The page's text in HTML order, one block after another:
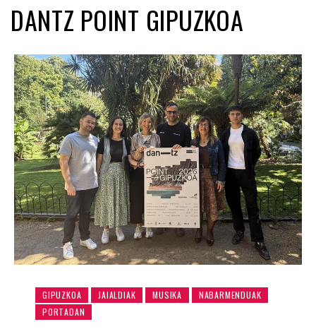
DANTZ POINT GIPUZKOA
GIPUZKOA JAIALDIAK MUSIKA
NABARMENDUAK
PORTADAN